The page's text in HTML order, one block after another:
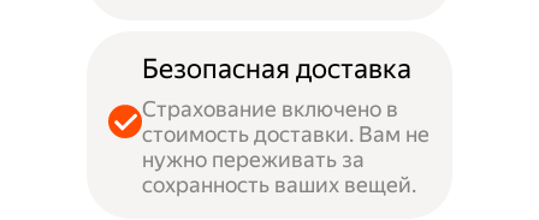
Безопасная доставка
Страхование включено в
стоимость доставки. Вам не
нужно переживать за
сохранность ваших вещей.